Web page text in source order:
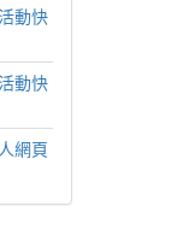
動快
動快
網頁